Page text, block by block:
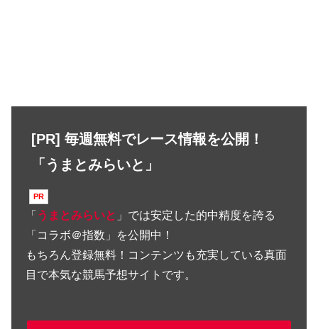
[PR] 毎週無料でレース情報を公開！
「うまとみらいと」
「 うまとみらいと 」では安定した的中精度を誇る
「コラボ＠指数」を公開中！
もちろん登録無料！コンテンツも充実している真面
目で本気な競馬予想サイトです。